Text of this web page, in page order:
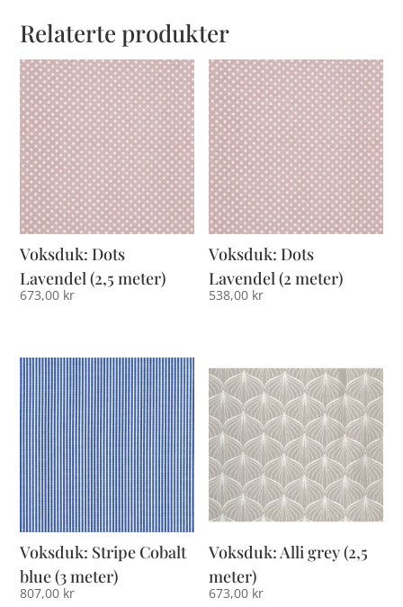
Relaterte produkter
Voksduk: Dots
Lavendel (2,5 meter)
673,00 kr
Voksduk: Dots
Lavendel (2 meter)
538,00 kr
Voksduk: Stripe Cobalt
blue (3 meter)
807,00 kr
Voksduk: Alli grey (2,5
meter)
673,00 kr